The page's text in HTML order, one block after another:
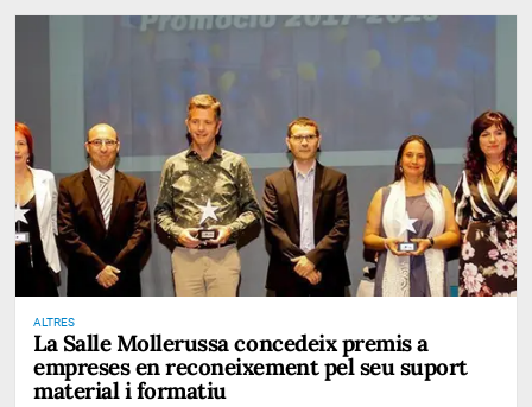
ALTRES
La Salle Mollerussa concedeix premis a
empreses en reconeixement pel seu suport
material i formatiu